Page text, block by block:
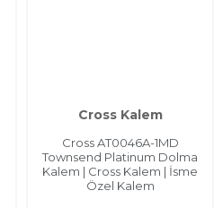
Cross Kalem
Cross AT0046A-1MD
Townsend Platinum Dolma
Kalem | Cross Kalem | İsme
Özel Kalem